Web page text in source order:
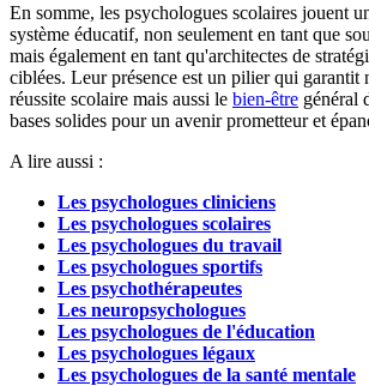
En somme, les psychologues scolaires jouent
système éducatif, non seulement en tant que
mais également en tant qu'architectes de
ciblées. Leur présence est un pilier qui garantit
réussite scolaire mais aussi le bien-être général
bases solides pour un avenir prometteur et
A lire aussi :
Les psychologues cliniciens
Les psychologues scolaires
Les psychologues du travail
Les psychologues sportifs
Les psychothérapeutes
Les neuropsychologues
Les psychologues de l'éducation
Les psychologues légaux
Les psychologues de la santé mentale